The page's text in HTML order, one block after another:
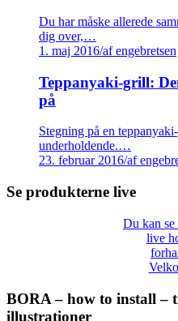
Du har måske allerede
dig over,…
1. maj 2016/af engebretsen
Teppanyaki-grill:
på
Stegning på en
underholdende.…
23. februar 2016/af
Se produkterne live
Du kan
live
BORA – how to install –
illustrationer